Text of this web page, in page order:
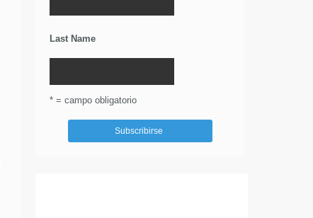
Last Name
* = campo obligatorio